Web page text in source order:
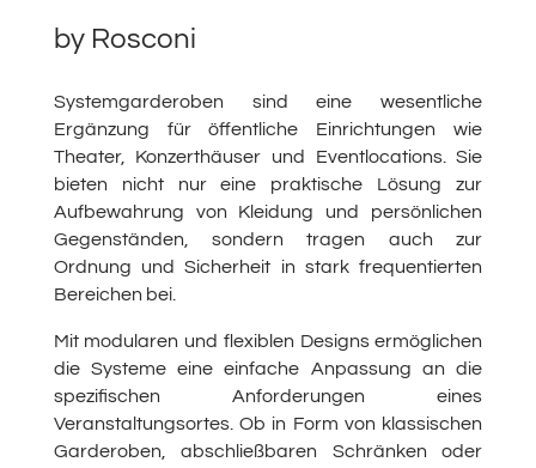
by Rosconi
Systemgarderoben sind eine wesentliche
Ergänzung für öffentliche Einrichtungen wie
Theater, Konzerthäuser und Eventlocations. Sie
bieten nicht nur eine praktische Lösung zur
Aufbewahrung von Kleidung und persönlichen
Gegenständen, sondern tragen auch zur
Ordnung und Sicherheit in stark frequentierten
Bereichen bei.
Mit modularen und flexiblen Designs ermöglichen
die Systeme eine einfache Anpassung an die
spezifischen Anforderungen eines
Veranstaltungsortes. Ob in Form von klassischen
Garderoben, abschließbaren Schränken oder